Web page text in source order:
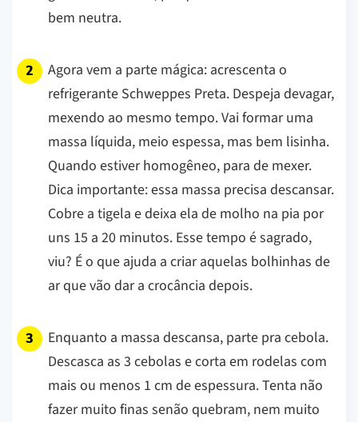
bem neutra.
Agora vem a parte mágica: acrescenta o
refrigerante Schweppes Preta. Despeja devagar,
mexendo ao mesmo tempo. Vai formar uma
massa líquida, meio espessa, mas bem lisinha.
Quando estiver homogêneo, para de mexer.
Dica importante:essa massa precisa descansar.
Cobre a tigela e deixa ela de molho na pia por
uns 15 a 20 minutos. Esse tempo é sagrado,
viu? É o que ajuda a criar aquelas bolhinhas de
ar que vão dar a crocância depois.
Enquanto a massa descansa, parte pra cebola.
Descasca as 3 cebolas e corta em rodelas com
mais ou menos 1 cm de espessura. Tenta não
fazer muito finas senão quebram, nem muito